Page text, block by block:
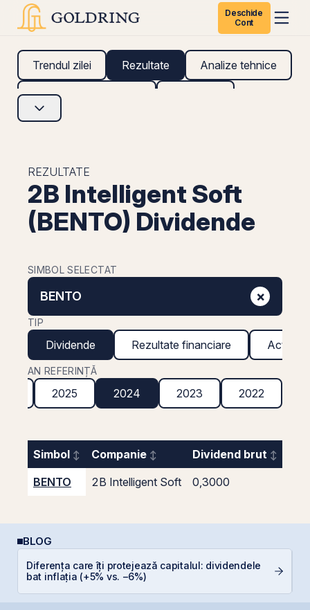
Deschide
Cont
Trendul zilei Rezultate Analize tehnice
Analize fundamentale
REZULTATE
2B Intelligent Soft
(BENTO) Dividende
SIMBOL SELECTAT
BENTO ×
TIP
Dividende Rezultate financiare Acțiuni
AN REFERINȚĂ
2025 2024 2023 2022
Simbol Companie Dividend brut
BENTO
2B Intelligent Soft 0,3000
BLOG
Diferența care îți protejează capitalul: dividendele
bat inflația (+5% vs. −6%)